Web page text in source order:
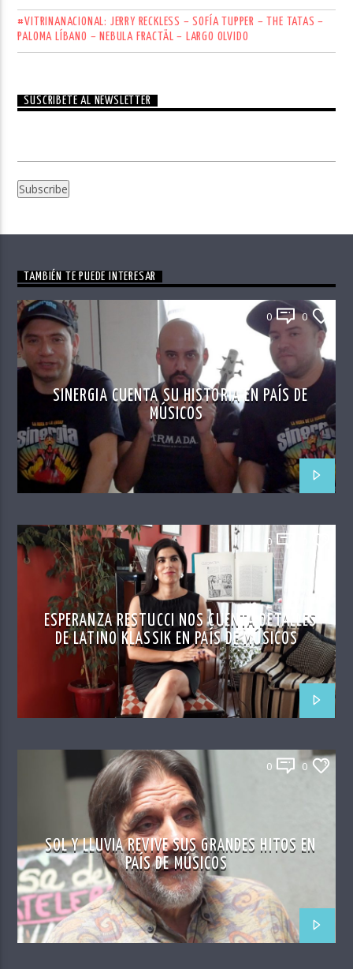
#VITRINANACIONAL: JERRY RECKLESS – SOFÍA TUPPER – THE TATAS –
PALOMA LÍBANO – NEBULA FRACTÄL – LARGO OLVIDO
SUSCRÍBETE AL NEWSLETTER
TAMBIÉN TE PUEDE INTERESAR
0 0
SINERGIA CUENTA SU HISTORIA EN PAÍS DE
MÚSICOS
0
ESPERANZA RESTUCCI NOS CUENTA DETALLES
DE LATINO KLASSIK EN PAÍS DE MÚSICOS
0 0
SOL Y LLUVIA REVIVE SUS GRANDES HITOS EN
PAÍS DE MÚSICOS